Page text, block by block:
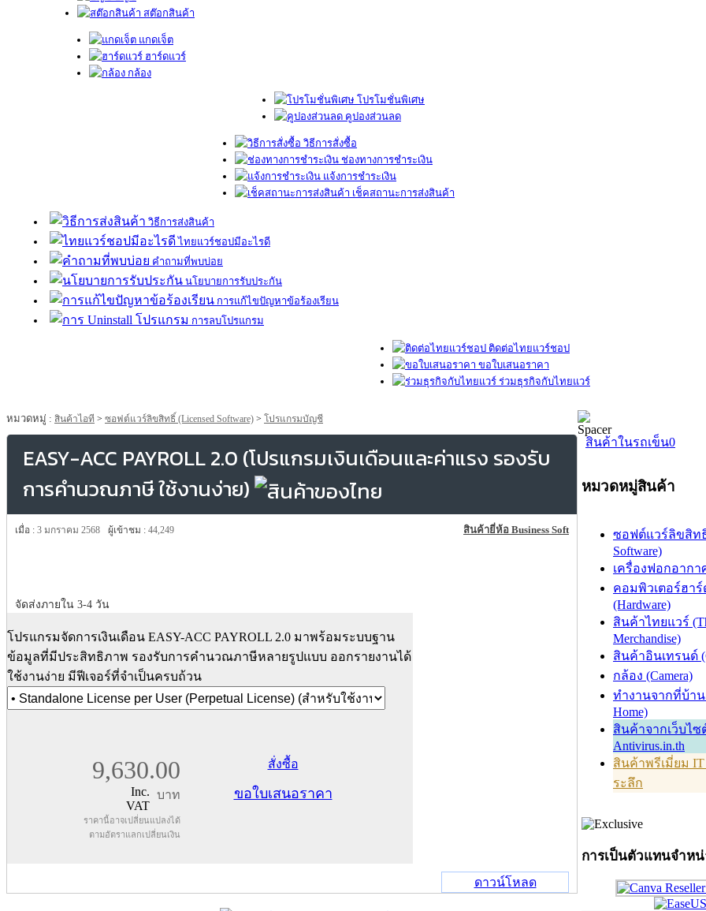
สต๊อกสินค้า
แกดเจ็ต
ฮาร์ดแวร์
กล้อง
โปรโมชั่นพิเศษ
คูปองส่วนลด
วิธีการสั่งซื้อ
ช่องทางการชำระเงิน
แจ้งการชำระเงิน
เช็คสถานะการส่งสินค้า
วิธีการส่งสินค้า
ไทยแวร์ชอปมีอะไรดี
คำถามที่พบบ่อย
นโยบายการรับประกัน
การแก้ไขปัญหาข้อร้องเรียน
การลบโปรแกรม
ติดต่อไทยแวร์ชอป
ขอใบเสนอราคา
ร่วมธุรกิจกับไทยแวร์
หมวดหมู่ : สินค้าไอที > ซอฟต์แวร์ลิขสิทธิ์ (Licensed Software) > โปรแกรมบัญชี
EASY-ACC PAYROLL 2.0 (โปรแกรมเงินเดือนและค่าแรง รองรับ
การคำนวณภาษี ใช้งานง่าย)
เมื่อ : 3 มกราคม 2568 ผู้เข้าชม : 44,249 สินค้ายี่ห้อ Business Soft
จัดส่งภายใน 3-4 วัน
โปรแกรมจัดการเงินเดือน EASY-ACC PAYROLL 2.0 มาพร้อมระบบฐาน
ข้อมูลที่มีประสิทธิภาพ รองรับการคำนวณภาษีหลายรูปแบบ ออกรายงานได้
ใช้งานง่าย มีฟีเจอร์ที่จำเป็นครบถ้วน
9,630.00
บาท
Inc.
VAT
ราคานี้อาจเปลี่ยนแปลงได้
ตามอัตราแลกเปลี่ยนเงิน
สั่งซื้อ
ขอใบเสนอราคา
ดาวน์โหลด
สินค้าในรถเข็น0
หมวดหมู่สินค้า
ซอฟต์แวร์ลิขสิทธิ์
Software)
เครื่องฟอกอากา
คอมพิวเตอร์ฮาร์
(Hardware)
สินค้าไทยแวร์
Merchandise)
สินค้าอินเทรนด์
กล้อง (Camera)
ทำงานจากที่บ้าน
Home)
สินค้าจากเว็บไซ
Antivirus.in.th
สินค้าพรีเมี่ยม
ระลึก
การเป็นตัวแทนจำห